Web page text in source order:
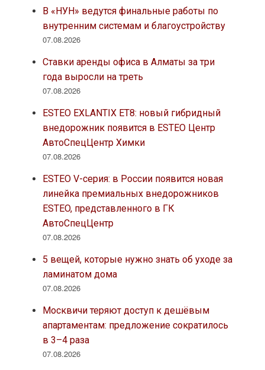
В «НУН» ведутся финальные работы по
внутренним системам и благоустройству
07.08.2026
Ставки аренды офиса в Алматы за три
года выросли на треть
07.08.2026
ESTEO EXLANTIX ET8: новый гибридный
внедорожник появится в ESTEO Центр
АвтоСпецЦентр Химки
07.08.2026
ESTEO V-серия: в России появится новая
линейка премиальных внедорожников
ESTEO, представленного в ГК
АвтоСпецЦентр
07.08.2026
5 вещей, которые нужно знать об уходе за
ламинатом дома
07.08.2026
Москвичи теряют доступ к дешёвым
апартаментам: предложение сократилось
в 3–4 раза
07.08.2026